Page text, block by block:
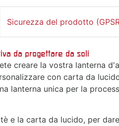
Sicurezza del prodotto
da progettare da soli
creare la vostra lanterna
con carta da
lanterna unica per la
e la carta da lucido, per